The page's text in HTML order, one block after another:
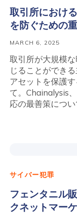
取引所におけ
を防ぐための
MARCH 6, 2025
取引所が大規模
じることができ
アセットを保護
て。Chainalysis
応の最善策につい
サイバー犯罪
フェンタニル
クネットマー